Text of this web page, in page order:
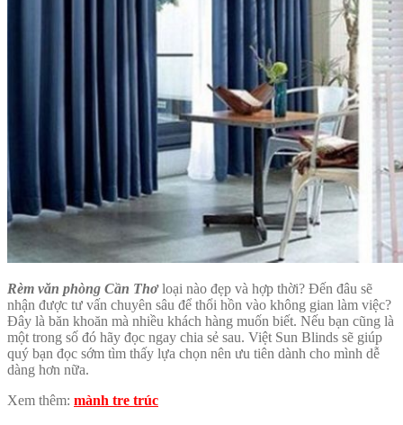
Rèm văn phòng Cần Thơloại nào đẹp và hợp thời? Đến đâu sẽ
nhận được tư vấn chuyên sâu để thổi hồn vào không gian làm việc?
Đây là băn khoăn mà nhiều khách hàng muốn biết. Nếu bạn cũng là
một trong số đó hãy đọc ngay chia sẻ sau. Việt Sun Blinds sẽ giúp
quý bạn đọc sớm tìm thấy lựa chọn nên ưu tiên dành cho mình dễ
dàng hơn nữa.
Xem thêm: mành tre trúc